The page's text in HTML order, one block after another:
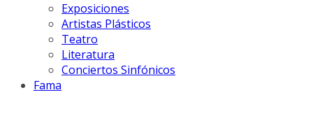
Exposiciones
Artistas Plásticos
Teatro
Literatura
Conciertos Sinfónicos
Fama